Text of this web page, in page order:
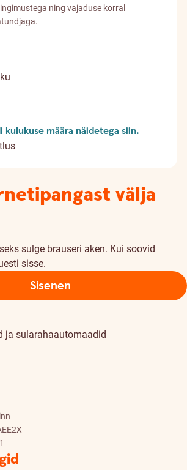
ning vajaduse korral
kulukuse määra näidetega siin.
välja
sulge brauseri aken. Kui soovid
sisse.
Sisenen
ja sularahaautomaadid